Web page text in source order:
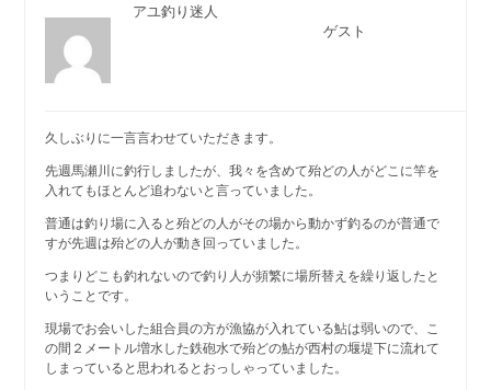
アユ釣り迷人
ゲスト
久しぶりに一言言わせていただきます。
先週馬瀬川に釣行しましたが、我々を含めて殆どの人がどこに竿を
入れてもほとんど追わないと言っていました。
普通は釣り場に入ると殆どの人がその場から動かず釣るのが普通で
すが先週は殆どの人が動き回っていました。
つまりどこも釣れないので釣り人が頻繁に場所替えを繰り返したと
いうことです。
現場でお会いした組合員の方が漁協が入れている鮎は弱いので、こ
の間２メートル増水した鉄砲水で殆どの鮎が西村の堰堤下に流れて
しまっていると思われるとおっしゃっていました。